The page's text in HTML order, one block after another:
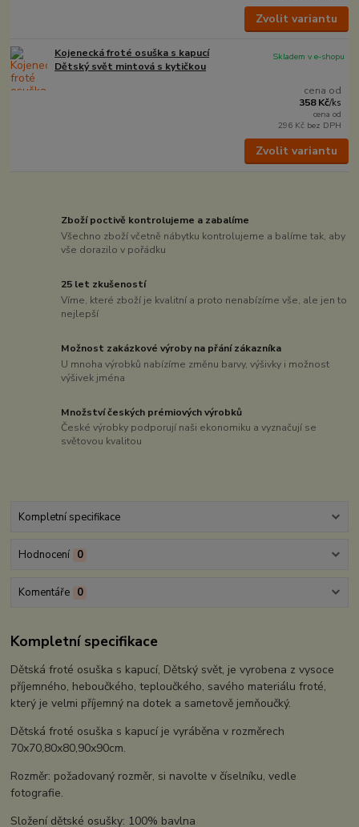
Zvolit variantu
Kojenecká froté osuška s kapucí
Dětský svět mintová s kytičkou
cena od
358 Kč/ks
cena od
296 Kč bez DPH
Skladem v e-shopu
Zvolit variantu
Zboží poctivě kontrolujeme a zabalíme
Všechno zboží včetně nábytku kontrolujeme a balíme tak, aby
vše dorazilo v pořádku
25 let zkušeností
Víme, které zboží je kvalitní a proto nenabízíme vše, ale jen to
nejlepší
Možnost zakázkové výroby na přání zákazníka
U mnoha výrobků nabízíme změnu barvy, výšivky i možnost
výšivek jména
Množství českých prémiových výrobků
České výrobky podporují naši ekonomiku a vyznačují se
světovou kvalitou
Kompletní specifikace
Hodnocení 0
Komentáře 0
Kompletní specifikace
Dětská froté osuška s kapucí, Dětský svět, je vyrobena z vysoce
příjemného, heboučkého, teploučkého, savého materiálu froté,
který je velmi příjemný na dotek a sametově jemňoučký.
Dětská froté osuška s kapucí je vyráběna v rozměrech
70x70,80x80,90x90cm.
Rozměr: požadovaný rozměr, si navolte v číselníku, vedle
fotografie.
Složení dětské osušky: 100% bavlna